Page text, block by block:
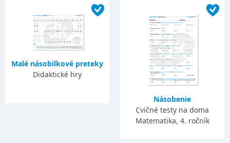
Malé násobilkové preteky
Didaktické hry
Násobenie
Cvičné testy na doma
Matematika, 4. ročník